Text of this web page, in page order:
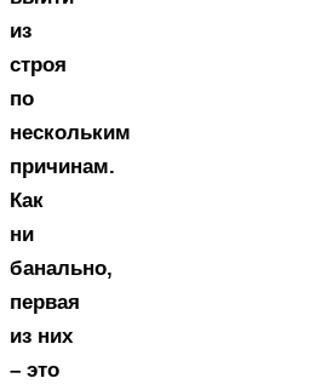
из
строя
по
нескольким
причинам.
Как
ни
банально,
первая
из них
– это